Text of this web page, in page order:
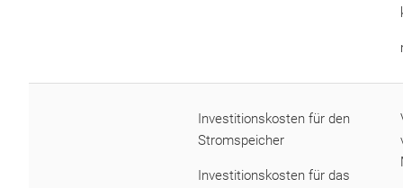
Investitionskosten für den
Stromspeicher
Investitionskosten für das